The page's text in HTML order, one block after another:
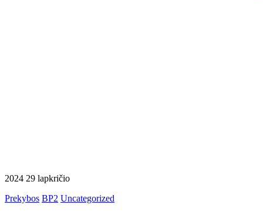
2024 29 lapkričio
Prekybos BP2 Uncategorized